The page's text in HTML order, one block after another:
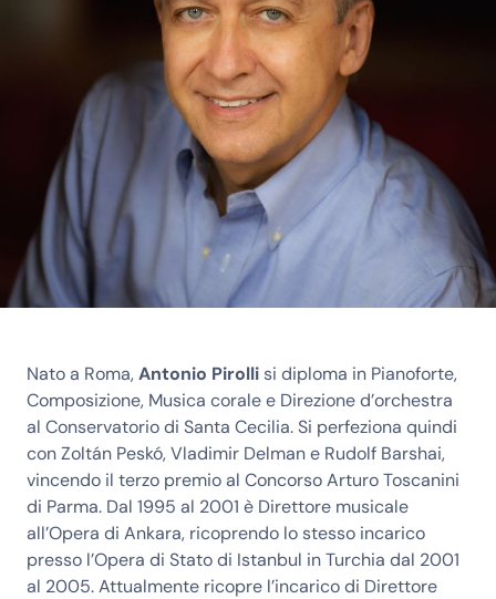
Nato a Roma,Antonio Pirolli si diploma in Pianoforte,
Composizione, Musica corale e Direzione d’orchestra
al Conservatorio di Santa Cecilia. Si perfeziona quindi
con Zoltán Peskó, Vladimir Delman e Rudolf Barshai,
vincendo il terzo premio al Concorso Arturo Toscanini
di Parma. Dal 1995 al 2001 è Direttore musicale
all’Opera di Ankara, ricoprendo lo stesso incarico
presso l’Opera di Stato di Istanbul in Turchia dal 2001
al 2005. Attualmente ricopre l’incarico di Direttore